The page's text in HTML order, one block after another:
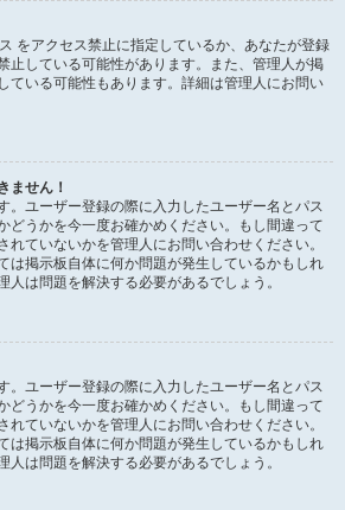
をアクセス禁止に指定しているか、あなたが登録
止している可能性があります。また、管理人が掲
ている可能性もあります。詳細は管理人にお問い
ません！
。ユーザー登録の際に入力したユーザー名とパス
どうかを今一度お確かめください。もし間違って
れていないかを管理人にお問い合わせください。
は掲示板自体に何か問題が発生しているかもしれ
人は問題を解決する必要があるでしょう。
。ユーザー登録の際に入力したユーザー名とパス
どうかを今一度お確かめください。もし間違って
れていないかを管理人にお問い合わせください。
は掲示板自体に何か問題が発生しているかもしれ
人は問題を解決する必要があるでしょう。